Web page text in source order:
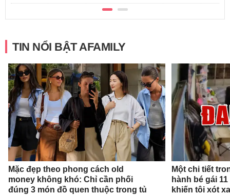
TIN NỔI BẬT AFAMILY
Mặc đẹp theo phong cách old
money không khó: Chỉ cần phối
đúng 3 món đồ quen thuộc trong tủ
Một chi tiết
hành bé gái
khiến tôi xót